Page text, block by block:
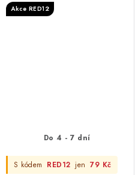
Akce RED12
Do 4 - 7 dní
S kódem RED12 jen 79 Kč